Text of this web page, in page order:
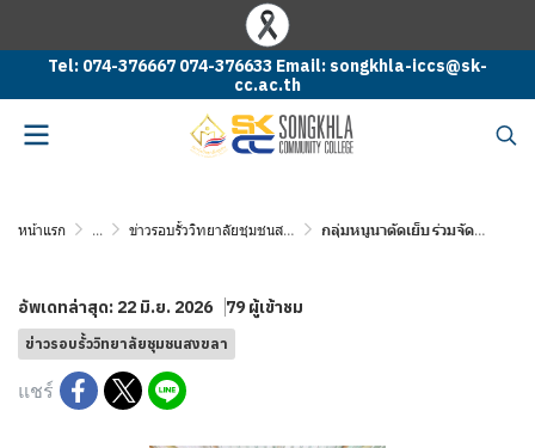
Tel: 074-376667 074-376633 Email: songkhla-iccs@sk-
cc.ac.th
หน้าแรก ... ข่าวรอบรั้ววิทยาลัยชุมชนสงขลา กลุ่มหนูนาตัดเย็บ ร่วมจัดแสดงและเผยแพร่ผลิตภัณฑ์ผ้า Eco Print
อัพเดทล่าสุด: 22 มิ.ย. 2026 79 ผู้เข้าชม
ข่าวรอบรั้ววิทยาลัยชุมชนสงขลา
แชร์